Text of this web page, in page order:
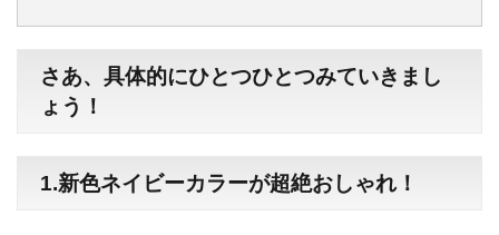
さあ、具体的にひとつひとつみていきまし
ょう！
1.新色ネイビーカラーが超絶おしゃれ！